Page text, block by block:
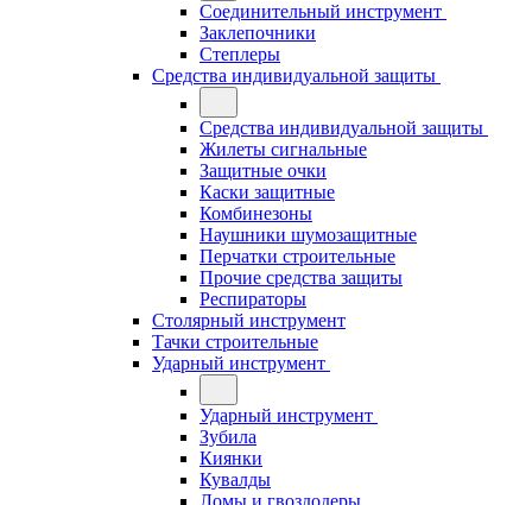
Соединительный инструмент
Заклепочники
Степлеры
Средства индивидуальной защиты
Средства индивидуальной защиты
Жилеты сигнальные
Защитные очки
Каски защитные
Комбинезоны
Наушники шумозащитные
Перчатки строительные
Прочие средства защиты
Респираторы
Столярный инструмент
Тачки строительные
Ударный инструмент
Ударный инструмент
Зубила
Киянки
Кувалды
Ломы и гвоздодеры